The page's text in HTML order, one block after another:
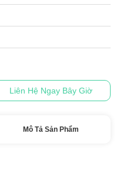
Liên Hệ Ngay Bây Giờ
Mô Tả Sản Phẩm